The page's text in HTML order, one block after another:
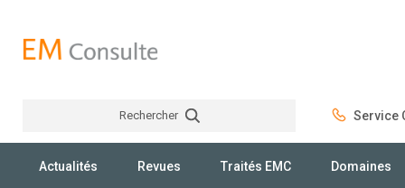
Rechercher Service
Actualités Revues Traités EMC Domaines